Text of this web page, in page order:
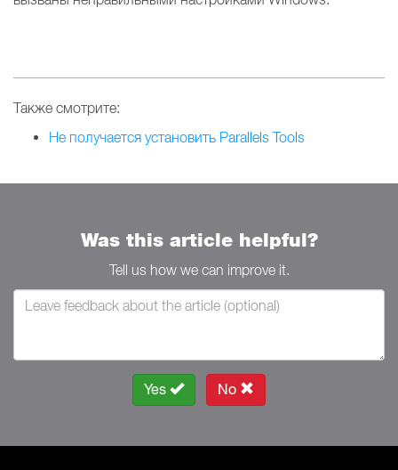
Также смотрите:
Не получается установить Parallels Tools
Was this article helpful?
Tell us how we can improve it.
Yes No